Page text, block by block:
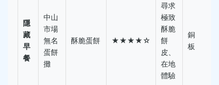
隱
藏
早
餐
中山
市場
無名
蛋餅
攤
酥脆蛋餅 ★★★★☆
尋求
極致
酥脆
餅
皮、
在地
體驗
銅
板